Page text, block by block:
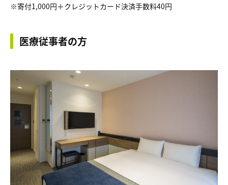
※寄付1,000円＋クレジットカード決済手数料40円
医療従事者の方